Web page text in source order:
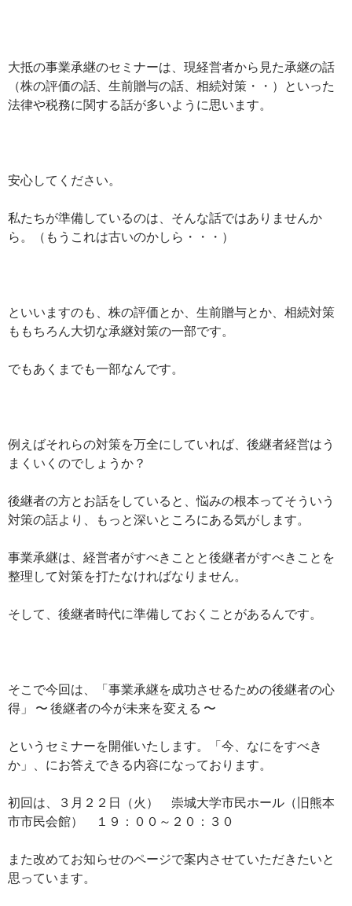
大抵の事業承継のセミナーは、現経営者から見た承継の話
（株の評価の話、生前贈与の話、相続対策・・）といった
法律や税務に関する話が多いように思います。
安心してください。
私たちが準備しているのは、そんな話ではありませんか
ら。（もうこれは古いのかしら・・・）
といいますのも、株の評価とか、生前贈与とか、相続対策
ももちろん大切な承継対策の一部です。
でもあくまでも一部なんです。
例えばそれらの対策を万全にしていれば、後継者経営はう
まくいくのでしょうか？
後継者の方とお話をしていると、悩みの根本ってそういう
対策の話より、もっと深いところにある気がします。
事業承継は、経営者がすべきことと後継者がすべきことを
整理して対策を打たなければなりません。
そして、後継者時代に準備しておくことがあるんです。
そこで今回は、「事業承継を成功させるための後継者の心
得」 〜 後継者の今が未来を変える 〜
というセミナーを開催いたします。「今、なにをすべき
か」、にお答えできる内容になっております。
初回は、３月２２日（火） 崇城大学市民ホール（旧熊本
市市民会館） １９：００～２０：３０
また改めてお知らせのページで案内させていただきたいと
思っています。